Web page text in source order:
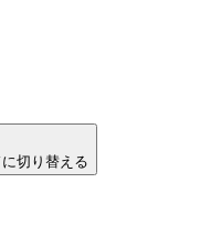
切り替える